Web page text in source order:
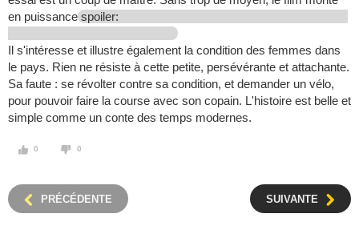
en puissance spoiler:
Il s'intéresse et illustre également la condition des femmes dans
le pays. Rien ne résiste à cette petite, persévérante et attachante.
Sa faute : se révolter contre sa condition, et demander un vélo,
pour pouvoir faire la course avec son copain. L'histoire est belle et
simple comme un conte des temps modernes.
0 0
PRÉCÉDENTE SUIVANTE